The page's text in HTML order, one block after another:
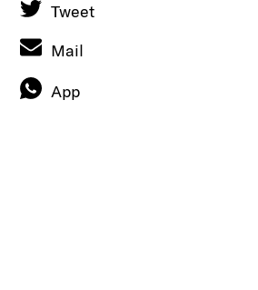
Tweet
Mail
App